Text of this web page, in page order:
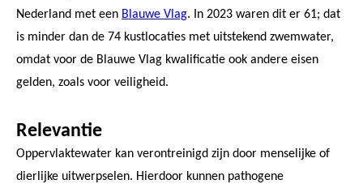
Nederland met een Blauwe Vlag. In 2023 waren dit er 61; dat
is minder dan de 74 kustlocaties met uitstekend zwemwater,
omdat voor de Blauwe Vlag kwalificatie ook andere eisen
gelden, zoals voor veiligheid.
Relevantie
Oppervlaktewater kan verontreinigd zijn door menselijke of
dierlijke uitwerpselen. Hierdoor kunnen pathogene